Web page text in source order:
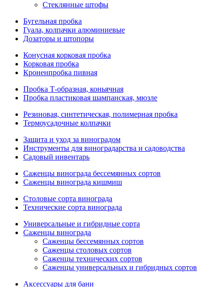
Стеклянные штофы
Бугельная пробка
Гуала, колпачки алюминиевые
Дозаторы и штопоры
Конусная корковая пробка
Корковая пробка
Кроненпробка пивная
Пробка Т-образная, коньячная
Пробка пластиковая шампанская, мюзле
Резиновая, синтетическая, полимерная пробка
Термоусадочные колпачки
Защита и уход за виноградом
Инструменты для виноградарства и садоводства
Садовый инвентарь
Саженцы винограда бессемянных сортов
Саженцы винограда кишмиш
Столовые сорта винограда
Технические сорта винограда
Универсальные и гибридные сорта
Саженцы винограда
Саженцы бессемянных сортов
Саженцы столовых сортов
Саженцы технических сортов
Саженцы универсальных и гибридных сортов
Аксессуары для бани